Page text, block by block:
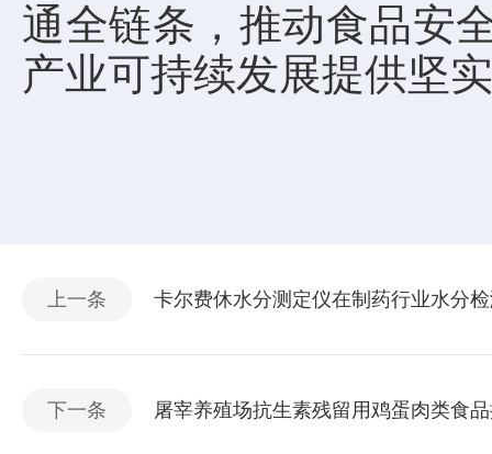
通全链条，推动食品安
产业可持续发展提供坚
上一条 卡尔费休水分测定仪在制药行业水分
下一条 屠宰养殖场抗生素残留用鸡蛋肉类食